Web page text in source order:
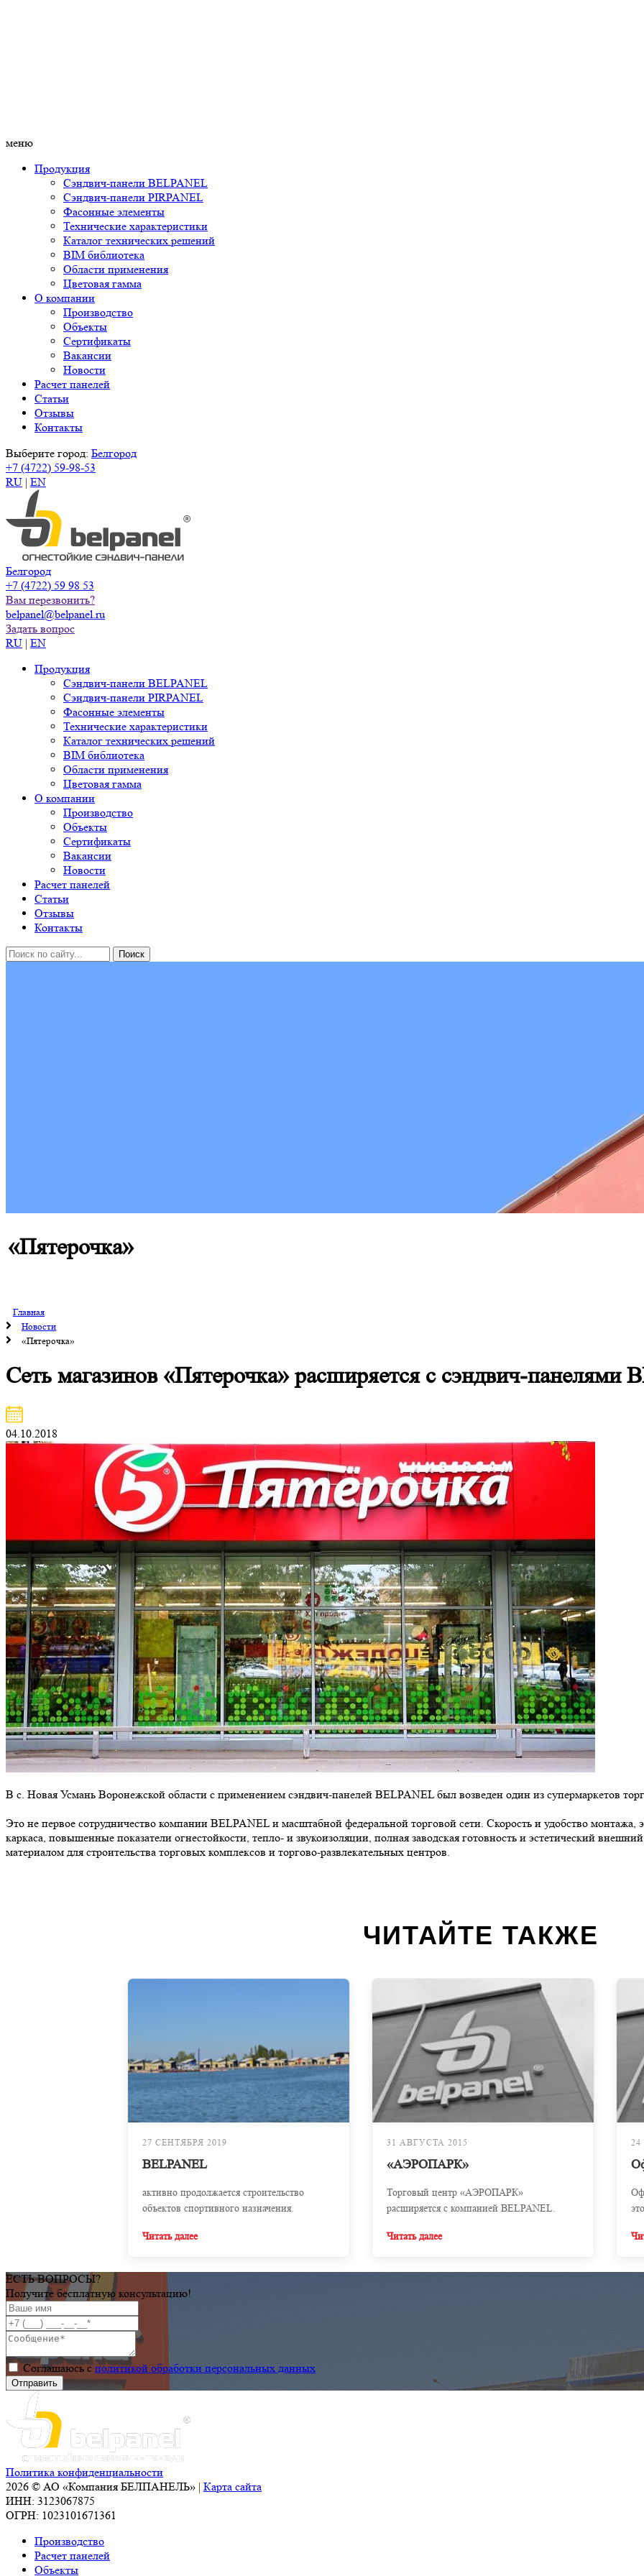
меню
Продукция
Сэндвич-панели BELPANEL
Сэндвич-панели PIRPANEL
Фасонные элементы
Технические характеристики
Каталог технических решений
BIM библиотека
Области применения
Цветовая гамма
О компании
Производство
Объекты
Сертификаты
Вакансии
Новости
Расчет панелей
Статьи
Отзывы
Контакты
Выберите город: Белгород
+7 (4722) 59-98-53
RU | EN
Белгород
+7 (4722) 59 98 53
Вам перезвонить?
belpanel@belpanel.ru
Задать вопрос
RU | EN
Продукция
Сэндвич-панели BELPANEL
Сэндвич-панели PIRPANEL
Фасонные элементы
Технические характеристики
Каталог технических решений
BIM библиотека
Области применения
Цветовая гамма
О компании
Производство
Объекты
Сертификаты
Вакансии
Новости
Расчет панелей
Статьи
Отзывы
Контакты
«Пятерочка»
Главная
Новости
«Пятерочка»
Сеть магазинов «Пятерочка» расширяется с сэндвич-панелями
04.10.2018
В с. Новая Усмань Воронежской области с применением сэндвич-панелей BELPANEL был возведен один из супермаркетов
Это не первое сотрудничество компании BELPANEL и масштабной федеральной торговой сети. Скорость и удобство
каркаса, повышенные показатели огнестойкости, тепло- и звукоизоляции, полная заводская готовность и эстетический
материалом для строительства торговых комплексов и торгово-развлекательных центров.
ЧИТАЙТЕ ТАКЖЕ
27 СЕНТЯБРЯ 2019
BELPANEL
активно продолжается строительство
объектов спортивного назначения.
Читать далее
31 АВГУСТА 2015
«АЭРОПАРК»
Торговый центр «АЭРОПАРК»
расширяется с компанией BELPANEL.
Читать далее
ЕСТЬ ВОПРОСЫ?
Получите бесплатную консультацию!
Соглашаюсь сполитикой обработки персональных данных
Политика конфиденциальности
2026 © АО «Компания БЕЛПАНЕЛЬ» | Карта сайта
ИНН: 3123067875
ОГРН: 1023101671361
Производство
Расчет панелей
Объекты